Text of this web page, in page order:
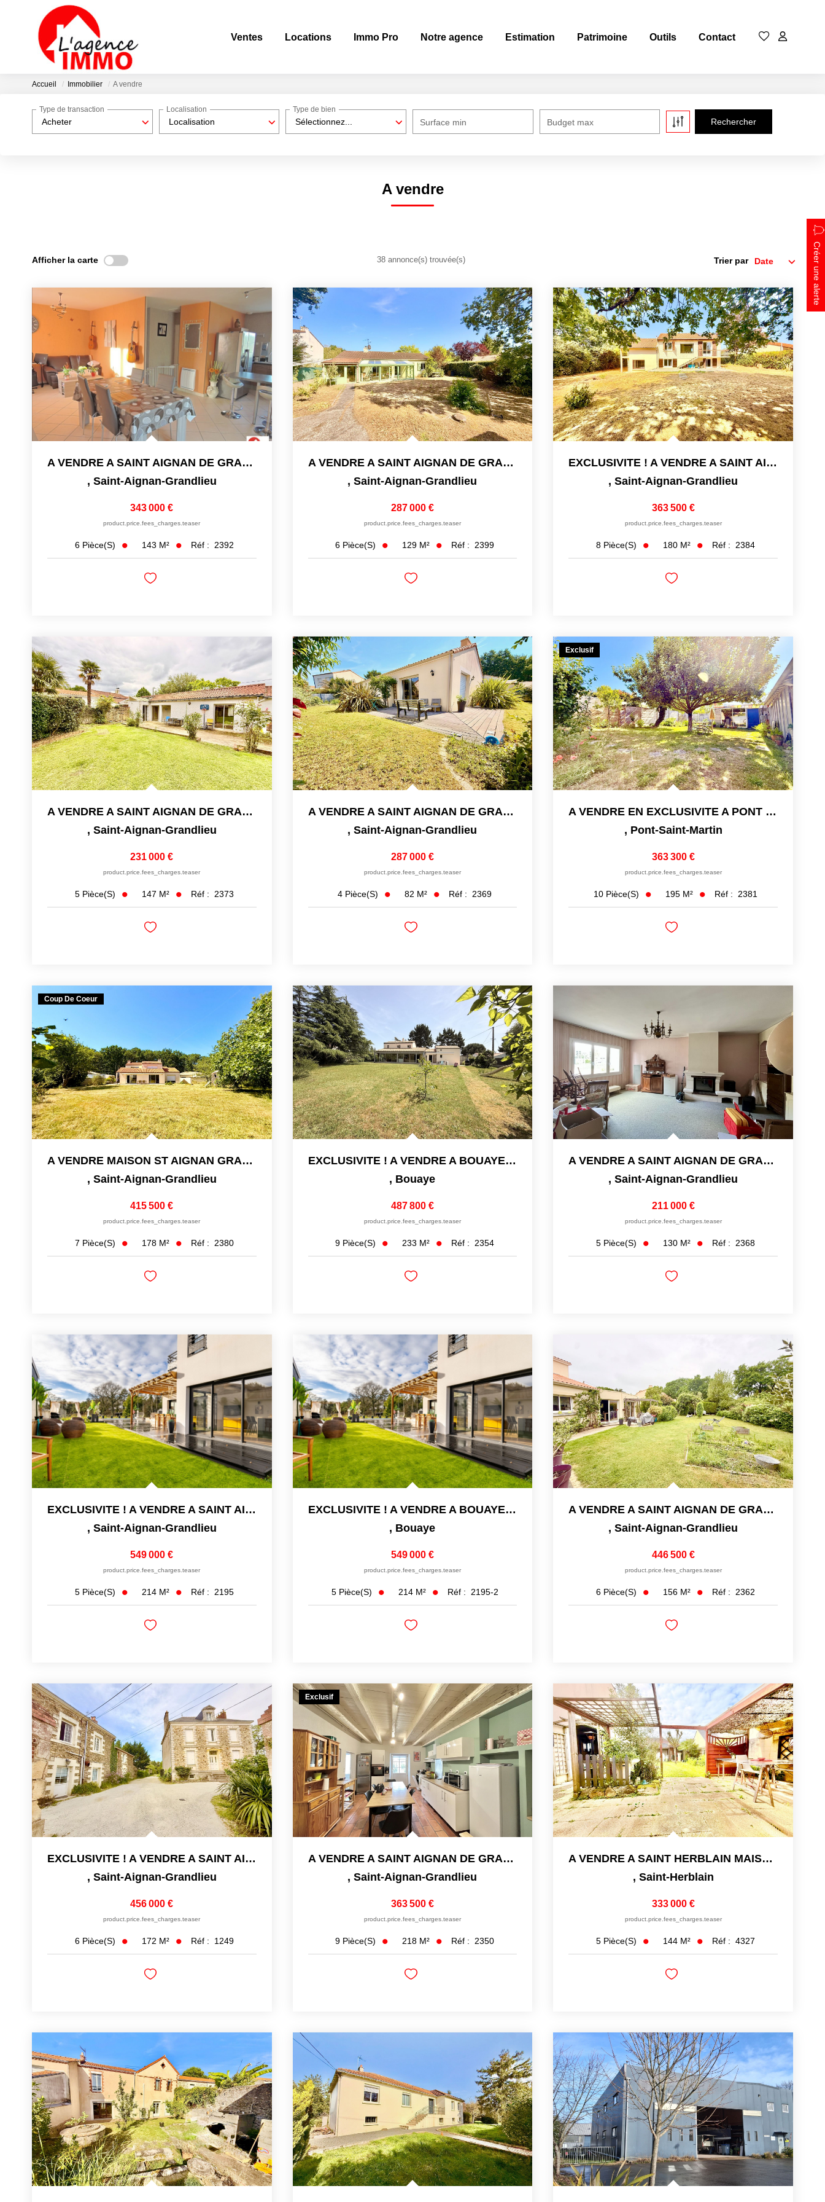
Ventes Locations Immo Pro Notre agence Estimation Patrimoine Outils Contact
Accueil Immobilier A vendre
Acheter
Type de transaction
Localisation
Localisation
Sélectionnez...
Type de bien
Surface min Budget max
A vendre
Créer une alerte
Afficher la carte 38 annonce(s) trouvée(s) Trier par
A VENDRE A SAINT AIGNAN DE GRAND LIEU - JOLIE MAISON DE 143.
, Saint-Aignan-Grandlieu
343 000 €
product.price.fees_charges.teaser
6 Pièce(s) 143 M² Réf : 2392
A VENDRE A SAINT AIGNAN DE GRAND LIEU MAISON DE 130M2 - 3 CH
,Saint-Aignan-Grandlieu
287 000 €
product.price.fees_charges.teaser
6 Pièce(s) 129 M² Réf : 2399
EXCLUSIVITE ! A VENDRE A SAINT AIGNAN DE GRAND LIEU JOLIE MA
,Saint-Aignan-Grandlieu
363 500 €
product.price.fees_charges.teaser
8 Pièce(s) 180 M² Réf : 2384
A VENDRE A SAINT AIGNAN DE GRAND LIEU MAISON DE 147 M2
, Saint-Aignan-Grandlieu
231 000 €
product.price.fees_charges.teaser
5 Pièce(s) 147 M² Réf : 2373
A VENDRE A SAINT AIGNAN DE GRAND LIEU MAISON 82 M2 - 3 CHAMB
,Saint-Aignan-Grandlieu
287 000 €
product.price.fees_charges.teaser
4 Pièce(s) 82 M² Réf : 2369
Exclusif
A VENDRE EN EXCLUSIVITE A PONT SAINT MARTIN MAISON DE BOURG
, Pont-Saint-Martin
363 300 €
product.price.fees_charges.teaser
10 Pièce(s) 195 M² Réf : 2381
Coup De Coeur
A VENDRE MAISON ST AIGNAN GRAND LIEU - 178m2 - 7 PIECES 5 CH
, Saint-Aignan-Grandlieu
415 500 €
product.price.fees_charges.teaser
7 Pièce(s) 178 M² Réf : 2380
EXCLUSIVITE ! A VENDRE A BOUAYE MAISON FAMILIALE DE 232 M2 -
, Bouaye
487 800 €
product.price.fees_charges.teaser
9 Pièce(s) 233 M² Réf : 2354
A VENDRE A SAINT AIGNAN DE GRAND LIEU MAISON DE 122 M2 - 5 P
,Saint-Aignan-Grandlieu
211 000 €
product.price.fees_charges.teaser
5 Pièce(s) 130 M² Réf : 2368
EXCLUSIVITE ! A VENDRE A SAINT AIGNAN DE GRAND LIEU JOLIE MA
, Saint-Aignan-Grandlieu
549 000 €
product.price.fees_charges.teaser
5 Pièce(s) 214 M² Réf : 2195
EXCLUSIVITE ! A VENDRE A BOUAYE JOLIE MAISON DE 2020 DE 214
, Bouaye
549 000 €
product.price.fees_charges.teaser
5 Pièce(s) 214 M² Réf : 2195-2
A VENDRE A SAINT AIGNAN DE GRAND LIEU JOLIE MAISON FAMILIALE
,Saint-Aignan-Grandlieu
446 500 €
product.price.fees_charges.teaser
6 Pièce(s) 156 M² Réf : 2362
EXCLUSIVITE ! A VENDRE A SAINT AIGNAN DE GRAND LIEU - MAISON
, Saint-Aignan-Grandlieu
456 000 €
product.price.fees_charges.teaser
6 Pièce(s) 172 M² Réf : 1249
Exclusif
A VENDRE A SAINT AIGNAN DE GRAND LIEU LOCATIFS COMPRENANT 2
,Saint-Aignan-Grandlieu
363 500 €
product.price.fees_charges.teaser
9 Pièce(s) 218 M² Réf : 2350
A VENDRE A SAINT HERBLAIN MAISON DE 144 M2 AVEC GARAGE
, Saint-Herblain
333 000 €
product.price.fees_charges.teaser
5 Pièce(s) 144 M² Réf : 4327